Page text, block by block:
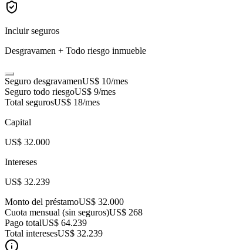
Incluir seguros
Desgravamen + Todo riesgo inmueble
Seguro desgravamenUS$ 10/mes
Seguro todo riesgoUS$ 9/mes
Total segurosUS$ 18/mes
Capital
US$ 32.000
Intereses
US$ 32.239
Monto del préstamoUS$ 32.000
Cuota mensual (sin seguros)US$ 268
Pago totalUS$ 64.239
Total interesesUS$ 32.239